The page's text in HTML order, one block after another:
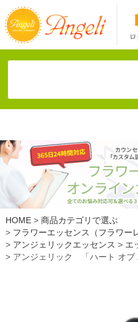
HOME
商品カテゴリで選ぶ
フラワーエッセンス（フラワー
アンジェリックエッセンス
エ
アンジェリック 「ハート オブ